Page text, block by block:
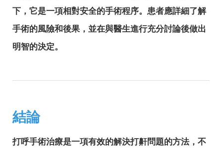
下，它是一項相對安全的手術程序。患者應詳細了解
手術的風險和後果，並在與醫生進行充分討論後做出
明智的決定。
結論
打呼手術治療是一項有效的解決打鼾問題的方法，不